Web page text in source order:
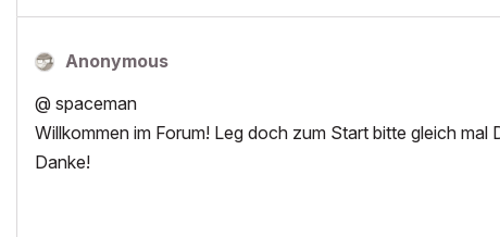
Anonymous
@ spaceman
Willkommen im Forum! Leg doch zum Start bitte gleich mal
Danke!